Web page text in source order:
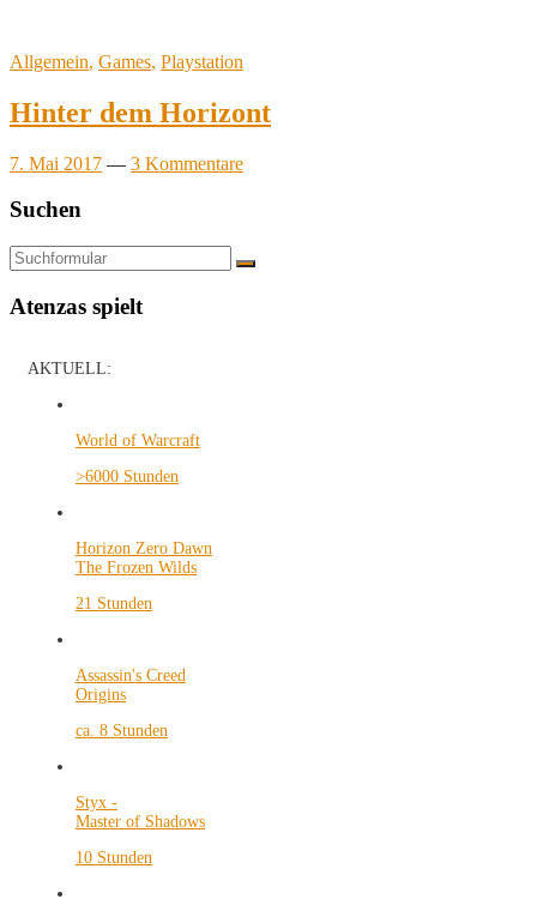
Allgemein, Games, Playstation
Hinter dem Horizont
7. Mai 2017 — 3 Kommentare
Suchen
Suchen
Atenzas spielt
AKTUELL:
World of Warcraft
>6000 Stunden
Horizon Zero Dawn
The Frozen Wilds
21 Stunden
Assassin's Creed
Origins
ca. 8 Stunden
Styx -
Master of Shadows
10 Stunden